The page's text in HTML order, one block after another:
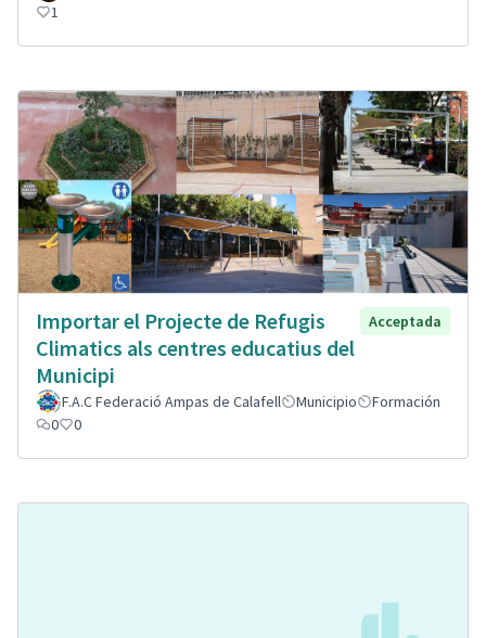
1
Importar el Projecte de Refugis
Climatics als centres educatius del
Municipi
Acceptada
F.A.C Federació Ampas de Calafell Municipio
Formación
0
0